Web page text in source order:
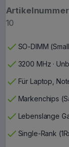
10
check SO-DIMM
check 3200 MHz ·
check Für Laptop,
check Markenchips
check Lebenslange
check Single-Rank